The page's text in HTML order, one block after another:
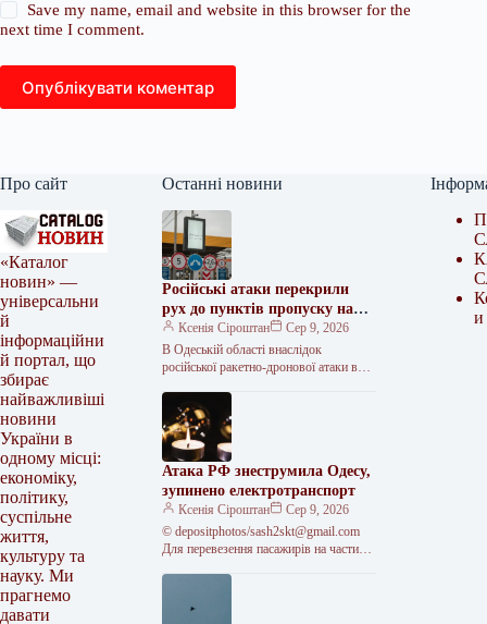
Save my name, email and website in this browser for the
next time I comment.
Опублікувати коментар
Про сайт
«Каталог
новин» —
універсальни
й
інформаційни
й портал, що
збирає
найважливіші
новини
України в
одному місці:
економіку,
політику,
суспільне
життя,
культуру та
науку. Ми
прагнемо
давати
Останні новини
Російські атаки перекрили
рух до пунктів пропуску на
кордоні з Молдовою
Ксенія Сіроштан
Сер 9, 2026
В Одеській області внаслідок
російської ракетно-дронової атаки в
<img…
Атака РФ знеструмила Одесу,
зупинено електротранспорт
Ксенія Сіроштан
Сер 9, 2026
© depositphotos/sash2skt@gmail.com
Для перевезення пасажирів на частині
и